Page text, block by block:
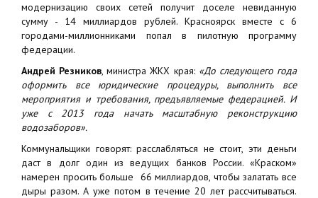
модернизацию своих сетей получит доселе невиданную
сумму - 14 миллиардов рублей. Красноярск вместе с 6
городами-миллионниками попал в пилотную программу
федерации.
Андрей Резников, министра ЖКХ края: «До следующего года
оформить все юридические процедуры, выполнить все
мероприятия и требования, предъявляемые федерацией. И
уже с 2013 года начать масштабную реконструкцию
водозаборов».
Коммунальщики говорят: расслабляться не стоит, эти деньги
даст в долг один из ведущих банков России. «Краском»
намерен просить больше 66 миллиардов, чтобы залатать все
дыры разом. А уже потом в течение 20 лет рассчитываться.